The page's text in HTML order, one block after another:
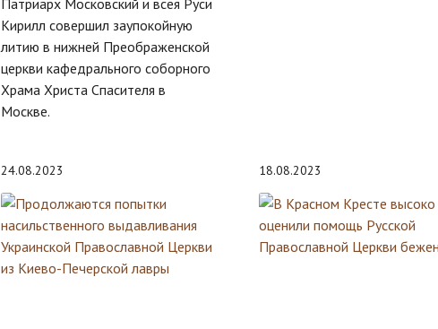
Патриарх Московский и всея Руси
Кирилл совершил заупокойную
литию в нижней Преображенской
церкви кафедрального соборного
Храма Христа Спасителя в
Москве.
24.08.2023 18.08.2023